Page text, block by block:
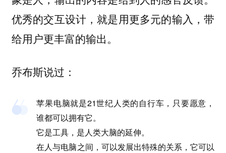
优秀的交互设计，就是用更多元的输入，带
给用户更丰富的输出。
乔布斯说过：
苹果电脑就是21世纪人类的自行车，只要愿意，
谁都可以拥有它。
它是工具，是人类大脑的延伸。
在人与电脑之间，可以发展出特殊的关系，它可以